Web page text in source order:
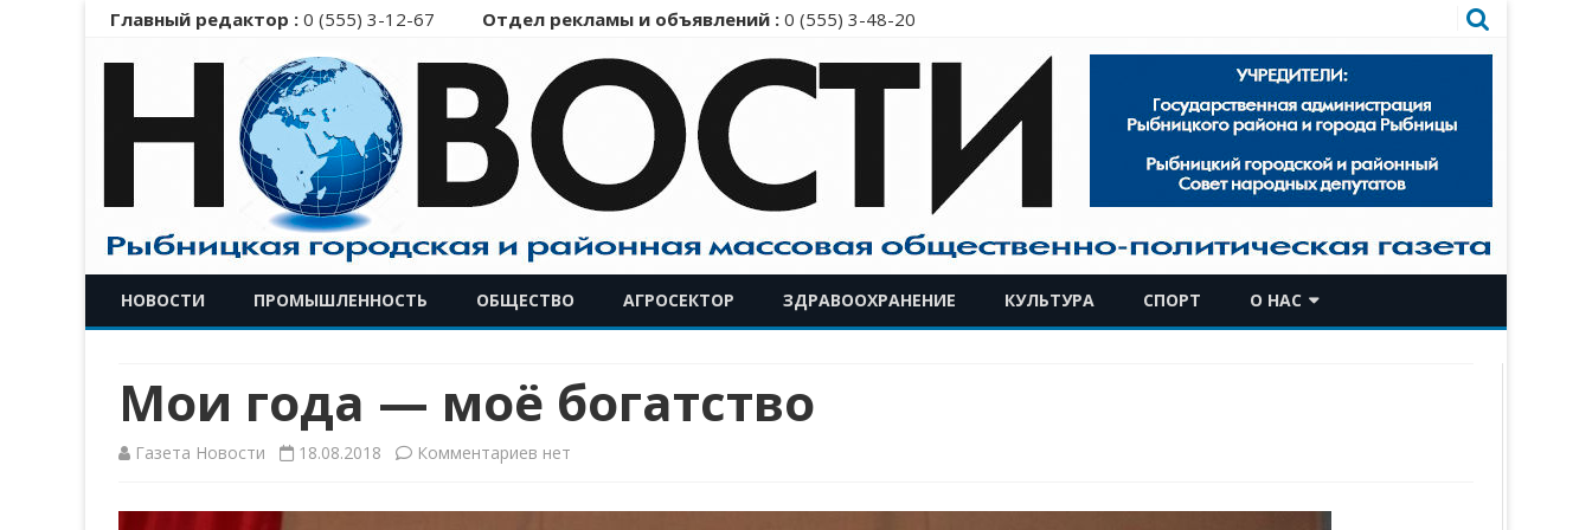
Главный редактор : 0 (555) 3-12-67 Отдел рекламы и объявлений : 0 (555) 3-48-20
к
содержимому
НОВОСТИ ПРОМЫШЛЕННОСТЬ ОБЩЕСТВО АГРОСЕКТОР ЗДРАВООХРАНЕНИЕ КУЛЬТУРА СПОРТ О НАС
Мои года — моё богатство
Газета Новости 18.08.2018 Комментариев кнет